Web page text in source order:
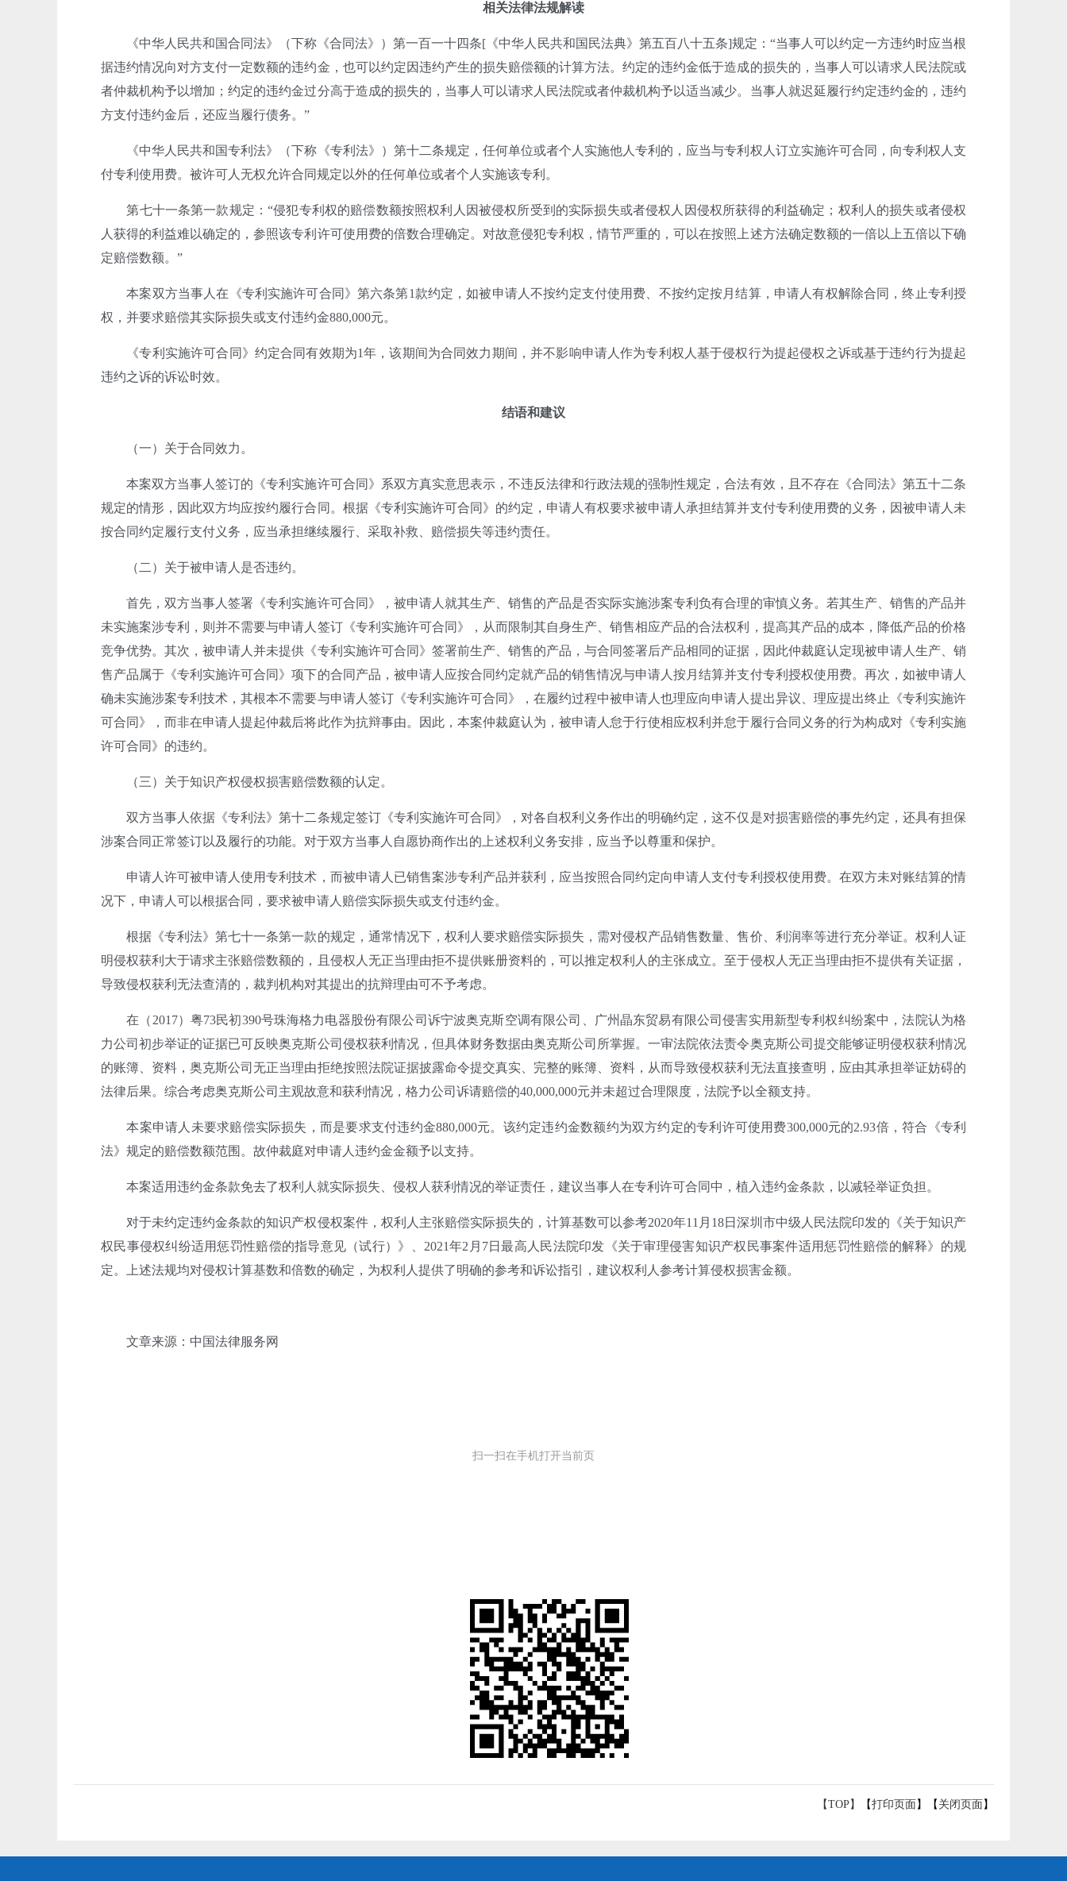
相关法律法规解读
《中华人民共和国合同法》（下称《合同法》）第一百一十四条[《中华人民共和国民法典》第五百八十五条]规定：“当事人可以约定一方违约时应当根
据违约情况向对方支付一定数额的违约金，也可以约定因违约产生的损失赔偿额的计算方法。约定的违约金低于造成的损失的，当事人可以请求人民法院或
者仲裁机构予以增加；约定的违约金过分高于造成的损失的，当事人可以请求人民法院或者仲裁机构予以适当减少。当事人就迟延履行约定违约金的，违约
方支付违约金后，还应当履行债务。”
《中华人民共和国专利法》（下称《专利法》）第十二条规定，任何单位或者个人实施他人专利的，应当与专利权人订立实施许可合同，向专利权人支
付专利使用费。被许可人无权允许合同规定以外的任何单位或者个人实施该专利。
第七十一条第一款规定：“侵犯专利权的赔偿数额按照权利人因被侵权所受到的实际损失或者侵权人因侵权所获得的利益确定；权利人的损失或者侵权
人获得的利益难以确定的，参照该专利许可使用费的倍数合理确定。对故意侵犯专利权，情节严重的，可以在按照上述方法确定数额的一倍以上五倍以下确
定赔偿数额。”
本案双方当事人在《专利实施许可合同》第六条第1款约定，如被申请人不按约定支付使用费、不按约定按月结算，申请人有权解除合同，终止专利授
权，并要求赔偿其实际损失或支付违约金880,000元。
《专利实施许可合同》约定合同有效期为1年，该期间为合同效力期间，并不影响申请人作为专利权人基于侵权行为提起侵权之诉或基于违约行为提起
违约之诉的诉讼时效。
结语和建议
（一）关于合同效力。
本案双方当事人签订的《专利实施许可合同》系双方真实意思表示，不违反法律和行政法规的强制性规定，合法有效，且不存在《合同法》第五十二条
规定的情形，因此双方均应按约履行合同。根据《专利实施许可合同》的约定，申请人有权要求被申请人承担结算并支付专利使用费的义务，因被申请人未
按合同约定履行支付义务，应当承担继续履行、采取补救、赔偿损失等违约责任。
（二）关于被申请人是否违约。
首先，双方当事人签署《专利实施许可合同》，被申请人就其生产、销售的产品是否实际实施涉案专利负有合理的审慎义务。若其生产、销售的产品并
未实施案涉专利，则并不需要与申请人签订《专利实施许可合同》，从而限制其自身生产、销售相应产品的合法权利，提高其产品的成本，降低产品的价格
竞争优势。其次，被申请人并未提供《专利实施许可合同》签署前生产、销售的产品，与合同签署后产品相同的证据，因此仲裁庭认定现被申请人生产、销
售产品属于《专利实施许可合同》项下的合同产品，被申请人应按合同约定就产品的销售情况与申请人按月结算并支付专利授权使用费。再次，如被申请人
确未实施涉案专利技术，其根本不需要与申请人签订《专利实施许可合同》，在履约过程中被申请人也理应向申请人提出异议、理应提出终止《专利实施许
可合同》，而非在申请人提起仲裁后将此作为抗辩事由。因此，本案仲裁庭认为，被申请人怠于行使相应权利并怠于履行合同义务的行为构成对《专利实施
许可合同》的违约。
（三）关于知识产权侵权损害赔偿数额的认定。
双方当事人依据《专利法》第十二条规定签订《专利实施许可合同》，对各自权利义务作出的明确约定，这不仅是对损害赔偿的事先约定，还具有担保
涉案合同正常签订以及履行的功能。对于双方当事人自愿协商作出的上述权利义务安排，应当予以尊重和保护。
申请人许可被申请人使用专利技术，而被申请人已销售案涉专利产品并获利，应当按照合同约定向申请人支付专利授权使用费。在双方未对账结算的情
况下，申请人可以根据合同，要求被申请人赔偿实际损失或支付违约金。
根据《专利法》第七十一条第一款的规定，通常情况下，权利人要求赔偿实际损失，需对侵权产品销售数量、售价、利润率等进行充分举证。权利人证
明侵权获利大于请求主张赔偿数额的，且侵权人无正当理由拒不提供账册资料的，可以推定权利人的主张成立。至于侵权人无正当理由拒不提供有关证据，
导致侵权获利无法查清的，裁判机构对其提出的抗辩理由可不予考虑。
在（2017）粤73民初390号珠海格力电器股份有限公司诉宁波奥克斯空调有限公司、广州晶东贸易有限公司侵害实用新型专利权纠纷案中，法院认为格
力公司初步举证的证据已可反映奥克斯公司侵权获利情况，但具体财务数据由奥克斯公司所掌握。一审法院依法责令奥克斯公司提交能够证明侵权获利情况
的账簿、资料，奥克斯公司无正当理由拒绝按照法院证据披露命令提交真实、完整的账簿、资料，从而导致侵权获利无法直接查明，应由其承担举证妨碍的
法律后果。综合考虑奥克斯公司主观故意和获利情况，格力公司诉请赔偿的40,000,000元并未超过合理限度，法院予以全额支持。
本案申请人未要求赔偿实际损失，而是要求支付违约金880,000元。该约定违约金数额约为双方约定的专利许可使用费300,000元的2.93倍，符合《专利
法》规定的赔偿数额范围。故仲裁庭对申请人违约金金额予以支持。
本案适用违约金条款免去了权利人就实际损失、侵权人获利情况的举证责任，建议当事人在专利许可合同中，植入违约金条款，以减轻举证负担。
对于未约定违约金条款的知识产权侵权案件，权利人主张赔偿实际损失的，计算基数可以参考2020年11月18日深圳市中级人民法院印发的《关于知识产
权民事侵权纠纷适用惩罚性赔偿的指导意见（试行）》、2021年2月7日最高人民法院印发《关于审理侵害知识产权民事案件适用惩罚性赔偿的解释》的规
定。上述法规均对侵权计算基数和倍数的确定，为权利人提供了明确的参考和诉讼指引，建议权利人参考计算侵权损害金额。
文章来源：中国法律服务网
扫一扫在手机打开当前页
【TOP】 【打印页面 】【 关闭页面 】